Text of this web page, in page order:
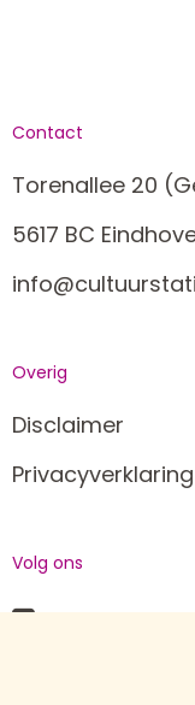
Contact
Torenallee 20
5617 BC
Overig
Disclaimer
Privacyverklaring
Volg ons